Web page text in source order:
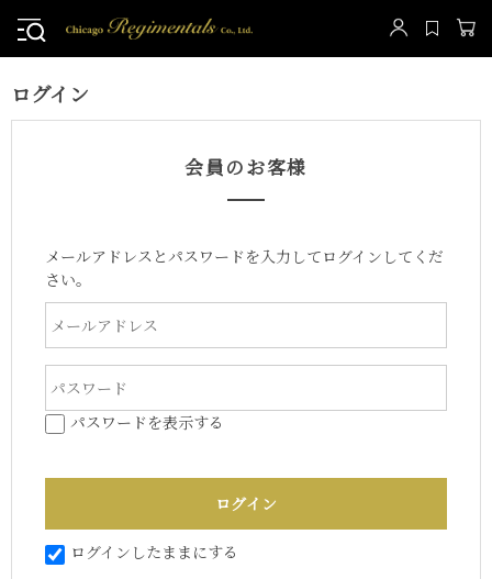
ログイン
会員のお客様
メールアドレスとパスワードを入力してログインしてくだ
さい。
パスワードを表示する
ログインしたままにする